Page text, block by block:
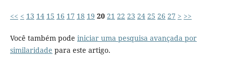
<< < 13 14 15 16 17 18 19 20 21 22 23 24 25 26 27 > >>
Você também pode iniciar uma pesquisa avançada por
similaridade para este artigo.